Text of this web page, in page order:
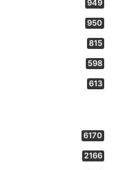
949
950
815
598
613
6170
2166